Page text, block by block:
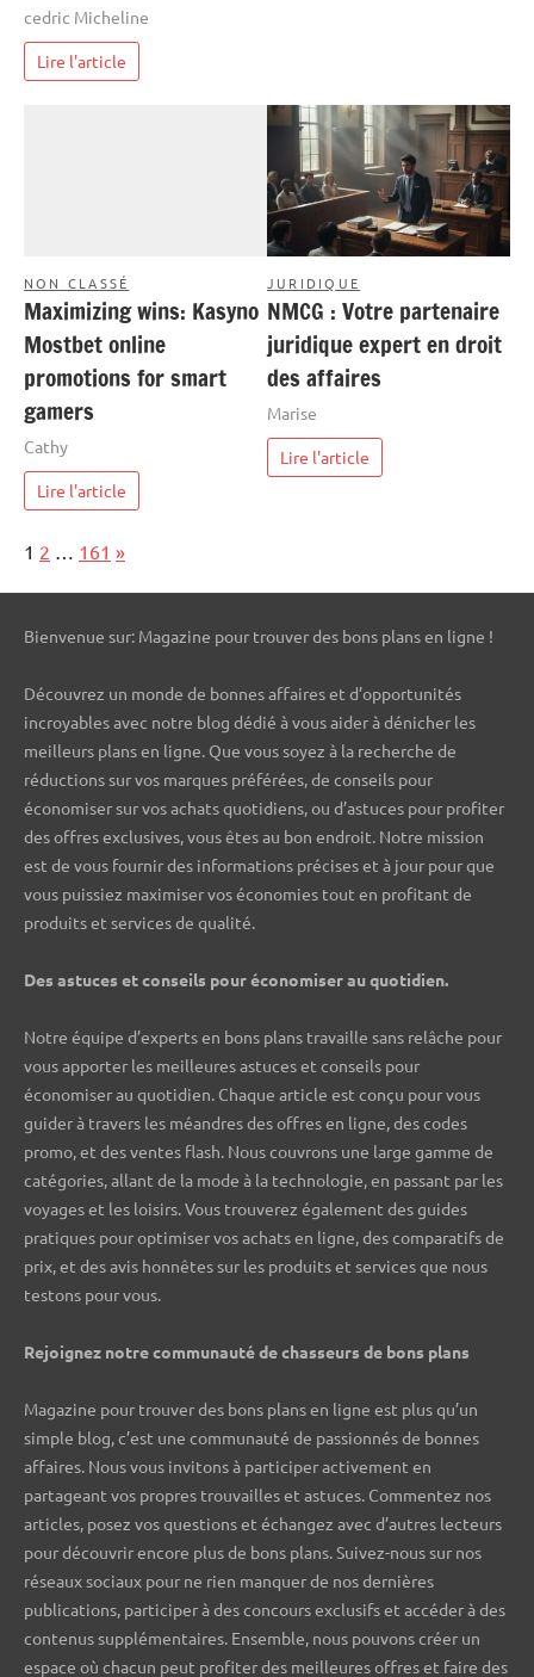
cedric Micheline
Lire l'article
NON CLASSÉ
Maximizing wins: Kasyno
Mostbet online
promotions for smart
gamers
Cathy
Lire l'article
JURIDIQUE
NMCG : Votre partenaire
juridique expert en droit
des affaires
Marise
Lire l'article
Page:
1 2 161 Next
»
Bienvenue sur: Magazine pour trouver des bons plans en ligne !
Découvrez un monde de bonnes affaires et d’opportunités
incroyables avec notre blog dédié à vous aider à dénicher les
meilleurs plans en ligne. Que vous soyez à la recherche de
réductions sur vos marques préférées, de conseils pour
économiser sur vos achats quotidiens, ou d’astuces pour profiter
des offres exclusives, vous êtes au bon endroit. Notre mission
est de vous fournir des informations précises et à jour pour que
vous puissiez maximiser vos économies tout en profitant de
produits et services de qualité.
Des astuces et conseils pour économiser au quotidien.
Notre équipe d’experts en bons plans travaille sans relâche pour
vous apporter les meilleures astuces et conseils pour
économiser au quotidien. Chaque article est conçu pour vous
guider à travers les méandres des offres en ligne, des codes
promo, et des ventes flash. Nous couvrons une large gamme de
catégories, allant de la mode à la technologie, en passant par les
voyages et les loisirs. Vous trouverez également des guides
pratiques pour optimiser vos achats en ligne, des comparatifs de
prix, et des avis honnêtes sur les produits et services que nous
testons pour vous.
Rejoignez notre communauté de chasseurs de bons plans ️
Magazine pour trouver des bons plans en ligne est plus qu’un
simple blog, c’est une communauté de passionnés de bonnes
affaires. Nous vous invitons à participer activement en
partageant vos propres trouvailles et astuces. Commentez nos
articles, posez vos questions et échangez avec d’autres lecteurs
pour découvrir encore plus de bons plans. Suivez-nous sur nos
réseaux sociaux pour ne rien manquer de nos dernières
publications, participer à des concours exclusifs et accéder à des
contenus supplémentaires. Ensemble, nous pouvons créer un
espace où chacun peut profiter des meilleures offres et faire des